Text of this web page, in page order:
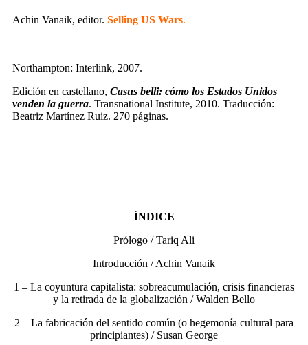
Achin Vanaik, editor. Selling US Wars.
Northampton: Interlink, 2007.
Edición en castellano, Casus belli: cómo los Estados Unidos
venden la guerra. Transnational Institute, 2010. Traducción:
Beatriz Martínez Ruiz. 270 páginas.
ÍNDICE
Prólogo / Tariq Ali
Introducción / Achin Vanaik
1 – La coyuntura capitalista: sobreacumulación, crisis financieras
y la retirada de la globalización / Walden Bello
2 – La fabricación del sentido común (o hegemonía cultural para
principiantes) / Susan George